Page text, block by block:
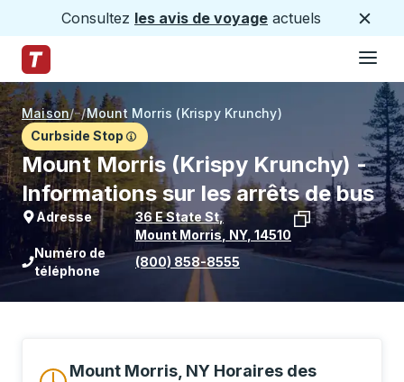
Consultez les avis de voyage actuels
Page d'accueil des sentiers
Maison/ /Mount Morris (Krispy Krunchy)
Curbside Stop
Mount Morris (Krispy Krunchy) -
Informations sur les arrêts de bus
Adresse 36 E State St,
Mount Morris, NY, 14510
Voir l'emplacement de l'arrêt sur
Numéro de
téléphone
(800) 858-8555
Mount Morris, NY Horaires des